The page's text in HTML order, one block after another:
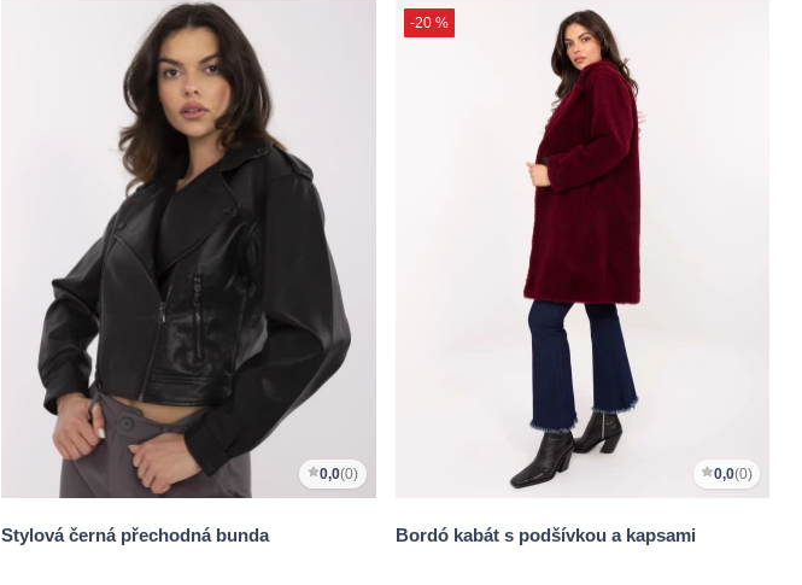
0,0(0)
Stylová černá přechodná bunda
-20 %
0,0(0)
Bordó kabát s podšívkou a kapsami